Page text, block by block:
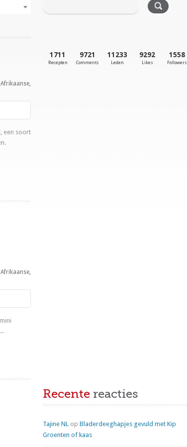
Afrikaanse
een soort
Afrikaanse
1711
Recepten
9721
Comments
11233
Leden
9292
Likes
1558
Followers
Recente reacties
Tajine NL op Bladerdeeghapjes gevuld met Kip
Groenten of kaas